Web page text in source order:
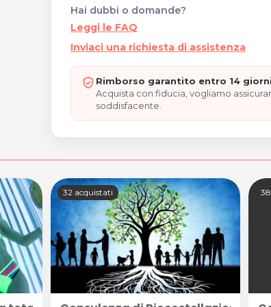
Hai dubbi o domande?
Leggi le FAQ
Inviaci una richiesta di assistenza
Rimborso garantito entro 14 giorni
Acquista con fiducia, vogliamo
soddisfacente.
32 acquistati